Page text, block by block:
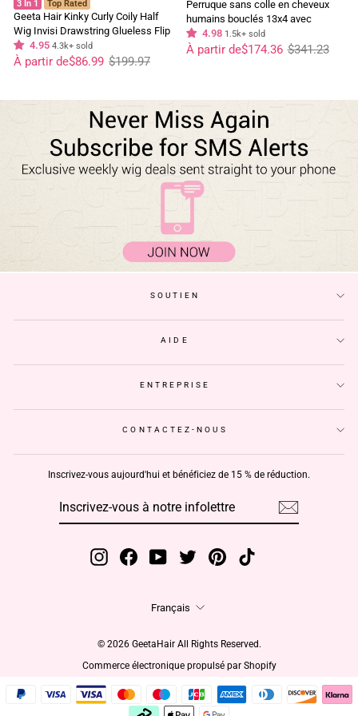
3 In 1 Top Rated
Geeta Hair Kinky Curly Coily Half
Wig Invisi Drawstring Glueless Flip
Over Wig
4.95 4.3k+ sold
Prix
régulier
$199.97
Prix
réduit
À partir de$86.99
Perruque sans colle en cheveux
humains bouclés 13x4 avec
dentelle frontale bouclée Bob Wig
pré-épilée avec ligne de cheveux
4.98 1.5k+ sold
Prix
régulier
$341.23
Prix
réduit
À partir de$174.36
SOUTIEN
AIDE
ENTREPRISE
CONTACTEZ-NOUS
Inscrivez-vous aujourd'hui et bénéficiez de 15 % de réduction.
INFOLETTRE
InstagramFacebookYouTube TwitterPinterest
Langue
Français
© 2026 GeetaHair All Rights Reserved.
Commerce électronique propulsé par Shopify